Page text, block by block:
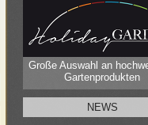
Große Auswahl an
Gartenprodukten
NEWS